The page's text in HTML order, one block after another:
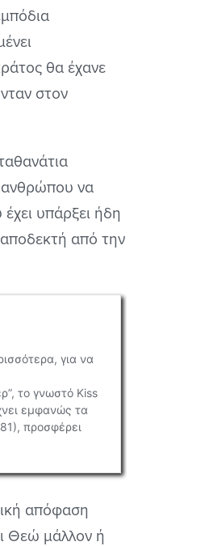
θα έχανε
στον
ανθρώπου να
υπάρξει ήδη
από την
απόφαση
Θεώ μάλλον ή